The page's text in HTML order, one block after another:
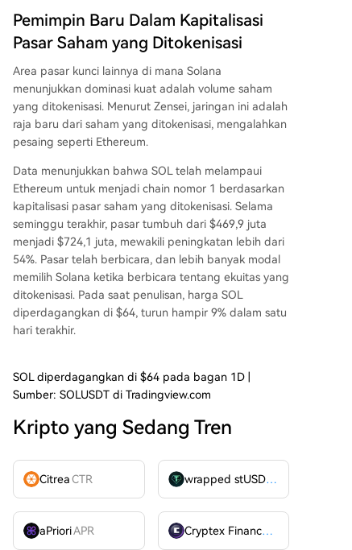
Pemimpin Baru Dalam Kapitalisasi
Pasar Saham yang Ditokenisasi
Area pasar kunci lainnya di mana Solana
menunjukkan dominasi kuat adalah volume saham
yang ditokenisasi. Menurut Zensei, jaringan ini adalah
raja baru dari saham yang ditokenisasi, mengalahkan
pesaing seperti Ethereum.
Data menunjukkan bahwa SOL telah melampaui
Ethereum untuk menjadi chain nomor 1 berdasarkan
kapitalisasi pasar saham yang ditokenisasi. Selama
seminggu terakhir, pasar tumbuh dari $469,9 juta
menjadi $724,1 juta, mewakili peningkatan lebih dari
54%. Pasar telah berbicara, dan lebih banyak modal
memilih Solana ketika berbicara tentang ekuitas yang
ditokenisasi. Pada saat penulisan, harga SOL
diperdagangkan di $64, turun hampir 9% dalam satu
hari terakhir.
SOL diperdagangkan di $64 pada bagan 1D |
Sumber: SOLUSDT di Tradingview.com
Kripto yang Sedang Tren
CitreaCTR wrapped stUSDTWSTUSDT
aPrioriAPR Cryptex FinanceCTX